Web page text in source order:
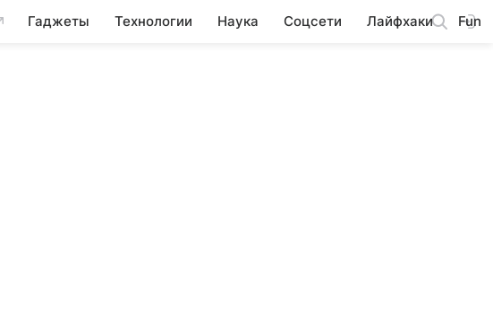
Гаджеты Технологии Наука Соцсети Лайфхаки Fun